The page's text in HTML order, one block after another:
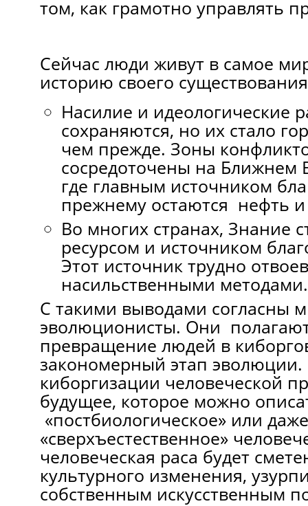
том, как грамотно управлять
Сейчас люди живут в самое
историю своего
Насилие и идеологические
сохраняются, но их стало
чем прежде. Зоны
сосредоточены на Ближнем
где главным источником
прежнему остаются нефть и
Во многих странах, Знание
ресурсом и источником
Этот источник трудно
насильственными методами.
С такими выводами согласны
эволюционисты. Они
превращение людей в
закономерный этап эволюции.
киборгизации человеческой
будущее, которое можно
«постбиологическое» или даже
«сверхъестественное»
человеческая раса будет
культурного изменения,
собственным искусственным